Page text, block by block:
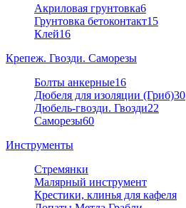
Акриловая грунтовка6
Грунтовка бетоконтакт15
Клей16
Крепеж. Гвозди. Саморезы
Болты анкерные16
Дюбеля для изоляции (Гриб)30
Дюбель-гвозди. Гвозди22
Саморезы60
Инструменты
Стремянки
Малярный инструмент
Крестики, клинья для кафеля